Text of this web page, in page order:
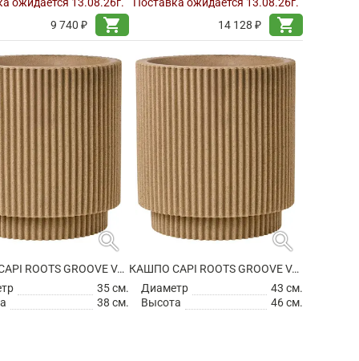
9 740 ₽
shopping_cart
14 128 ₽
shopping_cart
search
КАШПО CAPI ROOTS GROOVE VASE CYLINDER BEIGE
35 см.
38 см.
search
КАШПО CAPI ROOTS GROOVE VASE CYLINDER BEIGE
Диаметр
43 см.
Высота
46 см.